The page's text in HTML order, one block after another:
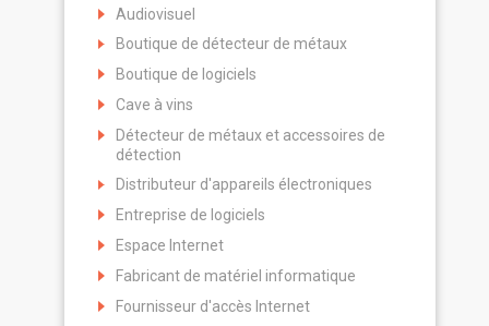
Audiovisuel
Boutique de détecteur de métaux
Boutique de logiciels
Cave à vins
Détecteur de métaux et accessoires de
détection
Distributeur d'appareils électroniques
Entreprise de logiciels
Espace Internet
Fabricant de matériel informatique
Fournisseur d'accès Internet